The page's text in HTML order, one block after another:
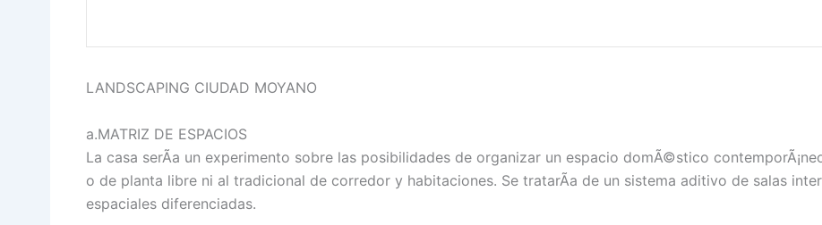
LANDSCAPING CIUDAD MOYANO
a.MATRIZ DE ESPACIOS
La casa serÃ­a un experimento sobre las posibilidades de organizar un espacio domÃ©stico
o de planta libre ni al tradicional de corredor y habitaciones. Se tratarÃ­a de un sistema aditivo de salas
espaciales diferenciadas.